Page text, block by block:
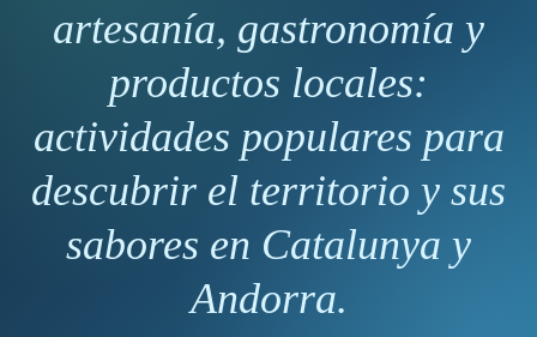
artesanía, gastronomía y
productos locales:
actividades populares para
descubrir el territorio y sus
sabores en Catalunya y
Andorra.